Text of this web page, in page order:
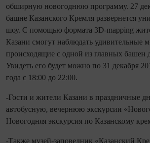
обширную новогоднюю программу. 27
башне Казанского Кремля развернется
шоу. С помощью формата 3D-mapping
Казани смогут наблюдать удивительные
происходящие с одной из главных башен
Увидеть его будет можно по 31 декабря
года с 18:00 до 22:00.
-Гости и жители Казани в праздничные
автобусную, вечернюю экскурсии
Новогодняя экскурсия по Казанскому
-Также музей-заповедник «Казанский